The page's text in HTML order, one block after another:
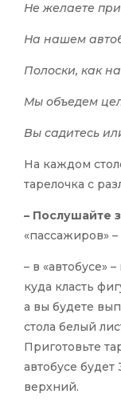
Не желаете
На нашем
Полоски, как
Мы объедем
Вы садитесь
На каждом
тарелочка с
– Послушайте
«пассажиров»
– в «автобусе»
куда класть
а вы будете
стола белый
Приготовьте
автобусе
верхний.